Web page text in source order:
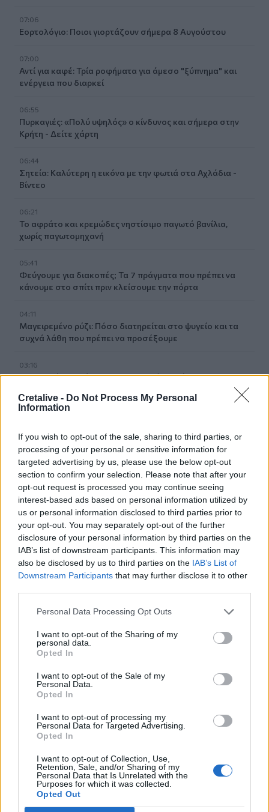
Cretalive - Do Not Process My Personal
Information
If you wish to opt-out of the sale, sharing to third parties, or
processing of your personal or sensitive information for
targeted advertising by us, please use the below opt-out
section to confirm your selection. Please note that after your
opt-out request is processed you may continue seeing
interest-based ads based on personal information utilized by
us or personal information disclosed to third parties prior to
your opt-out. You may separately opt-out of the further
disclosure of your personal information by third parties on the
IAB’s list of downstream participants. This information may
also be disclosed by us to third parties on the IAB’s List of
Downstream Participants that may further disclose it to other
Personal Data Processing Opt Outs
I want to opt-out of the Sharing of my
personal data.
Opted In
I want to opt-out of the Sale of my
Personal Data.
Opted In
I want to opt-out of processing my
Personal Data for Targeted Advertising.
Opted In
I want to opt-out of Collection, Use,
Retention, Sale, and/or Sharing of my
Personal Data that Is Unrelated with the
Purposes for which it was collected.
Opted Out
07:06
Εορτολόγιο: Ποιοι γιορτάζουν σήμερα 8 Αυγούστου
07:00
Αντί για καφέ: Τρία ροφήματα για άμεσο "ξύπνημα" και
ενέργεια που διαρκεί
06:55
Πυρκαγιές: «Πολύ υψηλός» ο κίνδυνος και σήμερα στην
Κρήτη - Δείτε χάρτη
06:44
Σητεία: Καλύτερη η εικόνα με την φωτιά στα Αχλάδια -
Βίντεο
06:21
Το αφράτο και κρεμώδες νηστίσιμο παγωτό βανίλια,
χωρίς παγωτομηχανή
05:41
Φεύγουμε για διακοπές; Τα 7 πράγματα που πρέπει να
κάνουμε στο σπίτι πριν κλείσουμε την πόρτα
04:11
Μαγειρεμένο ρύζι: Πόσο διατηρείται στο ψυγείο και τα
συχνά λάθη που πρέπει να προσέξουμε
03:16
Οι ειδικοί εξηγούν: Το κλιματιστικό ρυθμίζει τη
αίσθηση
Αυξάνονται οι ενδείξεις για ζωή στον Άρη
01:30
Ειδικός λέει ποια φυτά να βάλεις στο μπαλκόνι σου το
καλοκαίρι
00:31
Βιολόγος: «Αυτό που προσελκύει τα κουνούπια δεν είναι
το γλυκό αίμα, αλλά οι χημικές ενώσεις που εκπέμπουμε»
Σητεία: Πυρκαγιά στα Αχλάδια - Ολονύχτια μάχη με τις
φλόγες (Βίντεο)
Υπό έλεγχο η φωτιά σε ισόγειο κατάστημα στο Παλαιό
Φάληρο - Εκκενώθηκε προληπτικά πολυκατοικία
23:38
Ενές Καντέρ: Ο Τούρκος πρώην σέντερ δηλώνει
υποψήφιος να παίξει στο... WNBA
Στενά του Ορμούζ: Οι ΗΠΑ «βλέπουν» σύντομα
Σοκαριστικά στοιχεία άφησε πίσω της η μέγα-πυρκαγιά
στην Αττικοβοιωτία